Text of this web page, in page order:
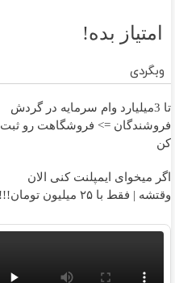
امتیاز بده!
وبگردی
تا 3میلیارد وام سرمایه در گردش
فروشندگان => فروشگاهت رو ثبت
کن
اگر میخوای ایمپلنت کنی الان
وقتشه | فقط با ۲۵ میلیون تومان!!!